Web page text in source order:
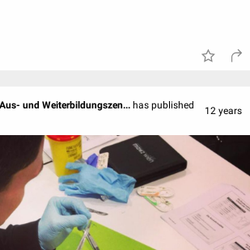
und Weiterbildungszen... has published
12 years